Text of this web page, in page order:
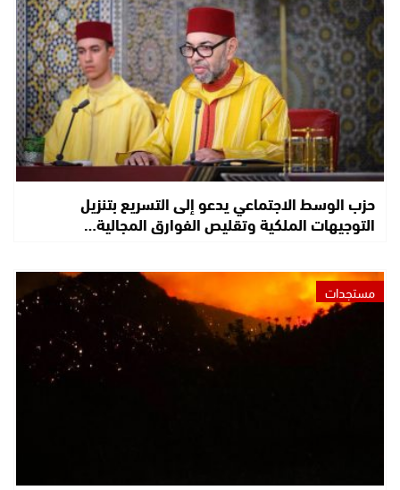
حزب الوسط الاجتماعي يدعو إلى التسريع بتنزيل
التوجيهات الملكية وتقليص الفوارق المجالية…
مستجدات